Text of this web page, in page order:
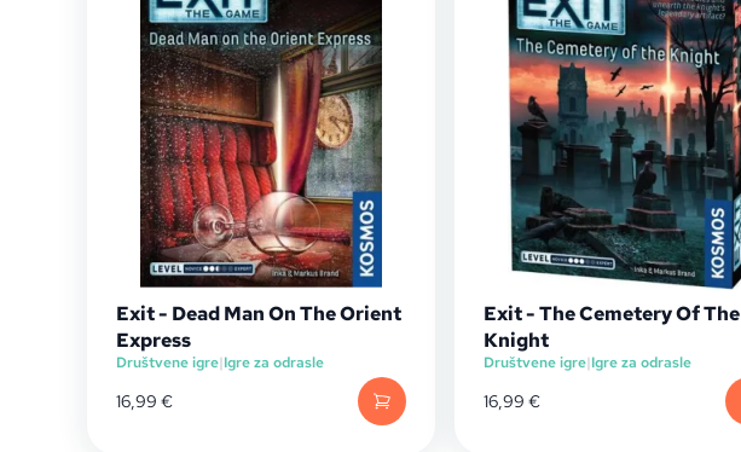
Exit - Dead Man On The Orient
Express
Društvene igre|Igre za odrasle
16,99 €
Exit - The Cemetery Of The
Knight
Društvene igre|Igre za odrasle
16,99 €